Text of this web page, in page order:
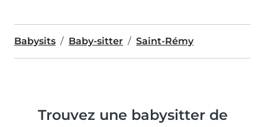
Babysits Baby-sitter Saint-Rémy
Trouvez une babysitter de